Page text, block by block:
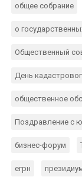
общее собрание
о
Общественный
День
общественное
Поздравление с
бизнес-форум
егрн